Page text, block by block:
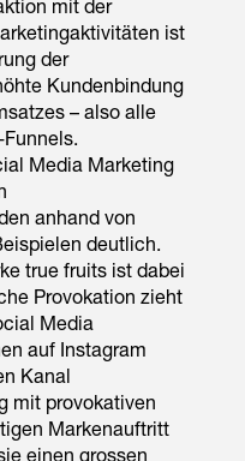
mit der
ist
der
Kundenbindung
– also alle
Media Marketing
anhand von
deutlich.
true fruits ist dabei
Provokation zieht
Media
auf Instagram
Kanal
mit provokativen
Markenauftritt
einen grossen